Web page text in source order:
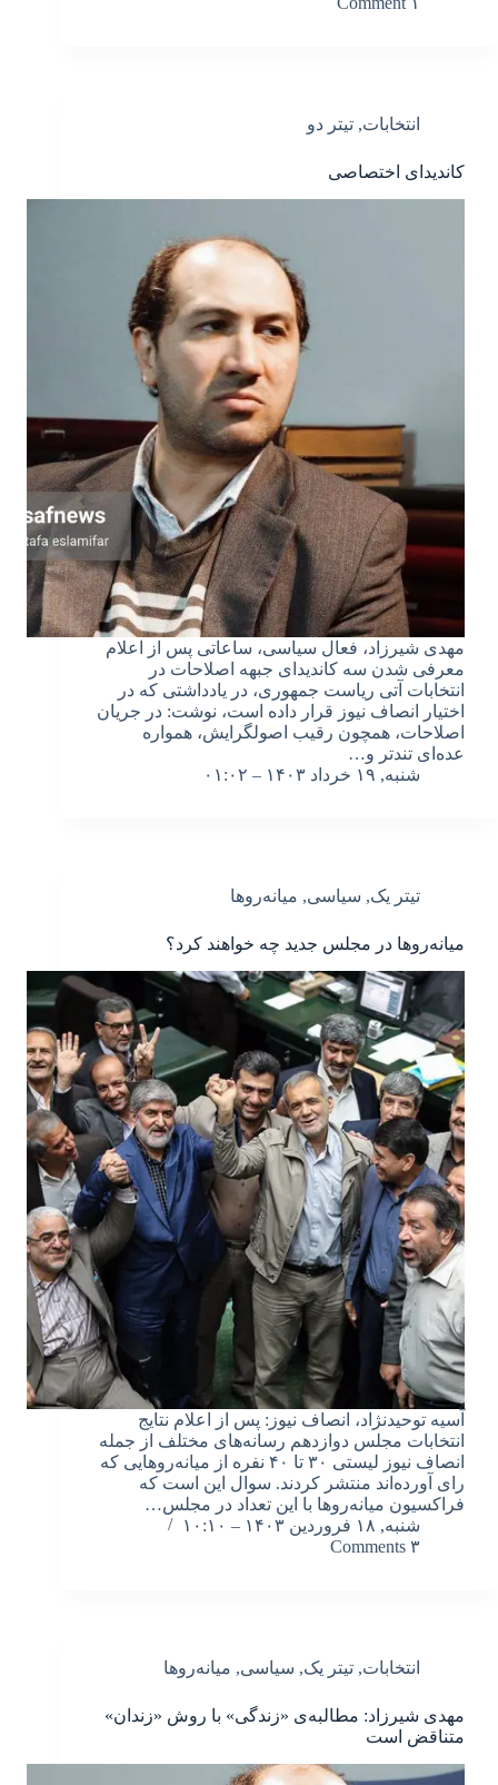
انتخابات, تیتر دو
کاندیدای اختصاصی
مهدی شیرزاد، فعال سیاسی، ساعاتی پس از اعلام
معرفی شدن سه کاندیدای جبهه اصلاحات در
انتخابات آتی ریاست جمهوری، در یادداشتی که در
اختیار انصاف نیوز قرار داده است، نوشت: در جریان
اصلاحات، همچون رقیب اصولگرایش، همواره
عده‌ای تندتر و…
شنبه, ۱۹ خرداد ۱۴۰۳ – ۰۱:۰۲
تیتر یک, سیاسی, میانه‌روها
میانه‌روها در مجلس جدید چه خواهند کرد؟
آسیه توحیدنژاد، انصاف نیوز: پس از اعلام نتایج
انتخابات مجلس دوازدهم رسانه‌های مختلف از جمله
انصاف نیوز لیستی ۳۰ تا ۴۰ نفره از میانه‌روهایی که
رای آورده‌اند منتشر کردند. سوال این است که
فراکسیون میانه‌روها با این تعداد در مجلس…
شنبه, ۱۸ فروردین ۱۴۰۳ – ۱۰:۱۰
۳ Comments
انتخابات, تیتر یک, سیاسی, میانه‌روها
مهدی شیرزاد: مطالبه‌ی «زندگی» با روش «زندان»
متناقض است